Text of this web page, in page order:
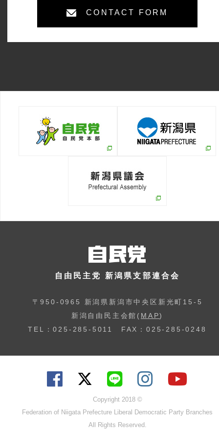
CONTACT FORM
自由民主党 新潟県支部連合会
〒950-0965 新潟県新潟市中央区新光町15-5
新潟自由民主会館( MAP)
TEL：025-285-5011 FAX：025-285-0248
Copyright 2018 ©
Federation of Niigata Prefecture Liberal Democratic Party Branches
All Rights Reserved.